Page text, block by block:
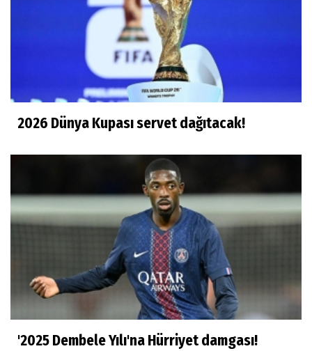
2026 Dünya Kupası servet dağıtacak!
'2025 Dembele Yılı'na Hürriyet damgası!